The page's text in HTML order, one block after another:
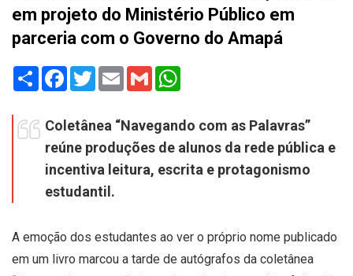
em projeto do Ministério Público em
parceria com o Governo do Amapá
Share Facebook
TwitterEmail Gmail
Coletânea “Navegando com as Palavras”
reúne produções de alunos da rede pública e
incentiva leitura, escrita e protagonismo
estudantil.
A emoção dos estudantes ao ver o próprio nome publicado
em um livro marcou a tarde de autógrafos da coletânea